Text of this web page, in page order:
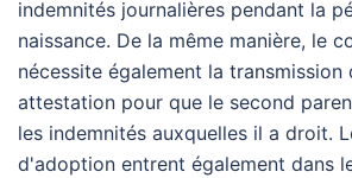
indemnités journalières pendant la
naissance. De la même manière, le
nécessite également la transmission
attestation pour que le second
les indemnités auxquelles il a droit.
d'adoption entrent également dans